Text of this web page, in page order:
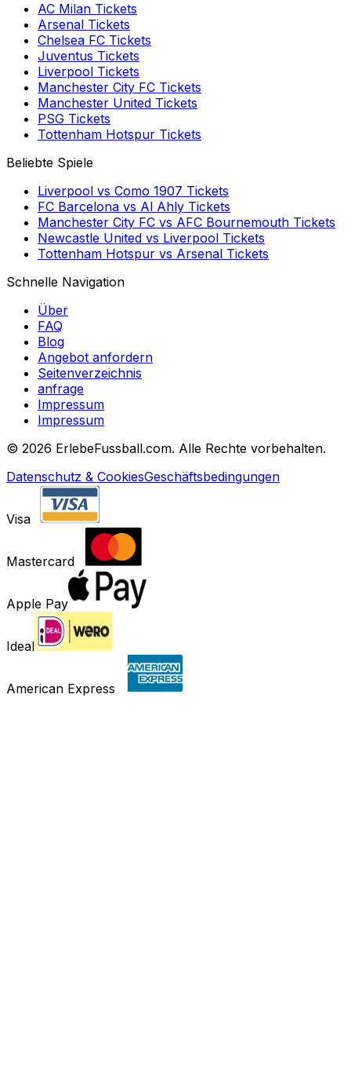
AC Milan Tickets
Arsenal Tickets
Chelsea FC Tickets
Juventus Tickets
Liverpool Tickets
Manchester City FC Tickets
Manchester United Tickets
PSG Tickets
Tottenham Hotspur Tickets
Beliebte Spiele
Liverpool vs Como 1907 Tickets
FC Barcelona vs Al Ahly Tickets
Manchester City FC vs AFC Bournemouth Tickets
Newcastle United vs Liverpool Tickets
Tottenham Hotspur vs Arsenal Tickets
Schnelle Navigation
Über
FAQ
Blog
Angebot anfordern
Seitenverzeichnis
anfrage
Impressum
Impressum
© 2026 ErlebeFussball.com. Alle Rechte vorbehalten.
Datenschutz & CookiesGeschäftsbedingungen
Visa
Mastercard
Apple Pay
Ideal
American Express